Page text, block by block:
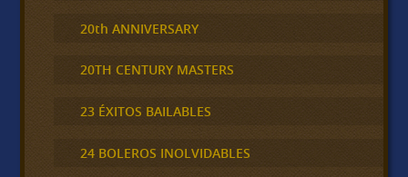
20th ANNIVERSARY
20TH CENTURY MASTERS
23 ÉXITOS BAILABLES
24 BOLEROS INOLVIDABLES